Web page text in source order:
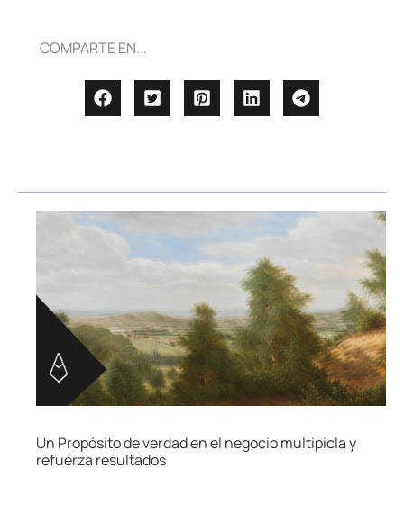
COMPARTE EN...
Un Propósito de verdad en el negocio multipicla y
refuerza resultados